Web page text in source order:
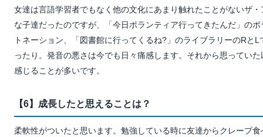
女達は言語学習者でもなく他の文化にあまり触れたことがないザ
な子達だったのですが、「今日ボランティア行ってきたんだ」の
トネーション、「図書館に行ってくるね?」のライブラリーのRとL
ったり。発音の悪さは今でも日々痛感します。それから思ってい
感じることが多いです。
【6】成長したと思えることは？
柔軟性がついたと思います。勉強している時に友達からクレープ